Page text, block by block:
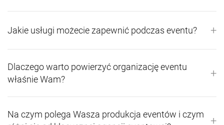
Jakie usługi możecie zapewnić podczas eventu? +
Dlaczego warto powierzyć organizację eventu
właśnie Wam?
+
Na czym polega Wasza produkcja eventów i czym
+